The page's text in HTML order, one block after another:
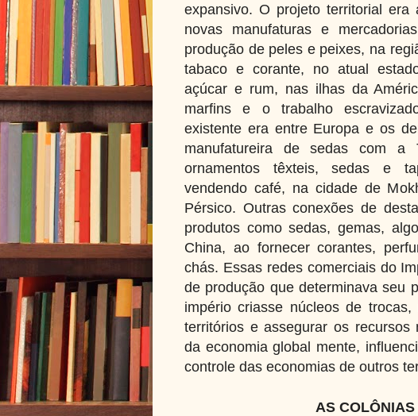
expansivo. O projeto territorial
novas manufaturas e
produção de peles e peixes, na
tabaco e corante, no atual
açúcar e rum, nas ilhas da
marfins e o trabalho
existente era entre Europa e os
manufatureira de sedas com a
ornamentos têxteis, sedas e
vendendo café, na cidade de
Pérsico. Outras conexões de
produtos como sedas, gemas,
China, ao fornecer corantes,
chás. Essas redes comerciais do
de produção que determinava seu
império criasse núcleos de
territórios e assegurar os
da economia global mente,
controle das economias de outros
AS